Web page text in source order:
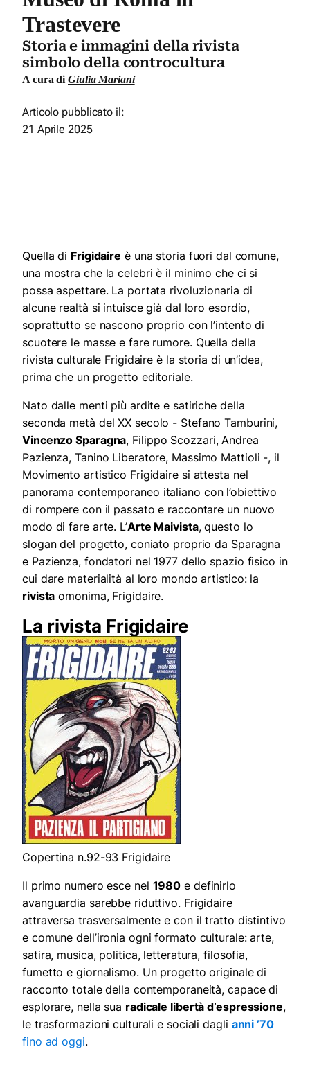
Trastevere
Storia e immagini della rivista
simbolo della controcultura
A cura di Giulia Mariani
Articolo pubblicato il:
21 Aprile 2025
Quella di Frigidaire è una storia fuori dal comune,
una mostra che la celebri è il minimo che ci si
possa aspettare. La portata rivoluzionaria di
alcune realtà si intuisce già dal loro esordio,
soprattutto se nascono proprio con l’intento di
scuotere le masse e fare rumore. Quella della
rivista culturale Frigidaire è la storia di un’idea,
prima che un progetto editoriale.
Nato dalle menti più ardite e satiriche della
seconda metà del XX secolo - Stefano Tamburini,
Vincenzo Sparagna, Filippo Scozzari, Andrea
Pazienza, Tanino Liberatore, Massimo Mattioli -, il
Movimento artistico Frigidaire si attesta nel
panorama contemporaneo italiano con l’obiettivo
di rompere con il passato e raccontare un nuovo
modo di fare arte. L’Arte Maivista, questo lo
slogan del progetto, coniato proprio da Sparagna
e Pazienza, fondatori nel 1977 dello spazio fisico in
cui dare materialità al loro mondo artistico: la
rivista omonima, Frigidaire.
La rivista Frigidaire
Copertina n.92-93 Frigidaire
Il primo numero esce nel 1980 e definirlo
avanguardia sarebbe riduttivo. Frigidaire
attraversa trasversalmente e con il tratto distintivo
e comune dell’ironia ogni formato culturale: arte,
satira, musica, politica, letteratura, filosofia,
fumetto e giornalismo. Un progetto originale di
racconto totale della contemporaneità, capace di
esplorare, nella sua radicale libertà d’espressione,
le trasformazioni culturali e sociali dagli anni ’70
fino ad oggi.